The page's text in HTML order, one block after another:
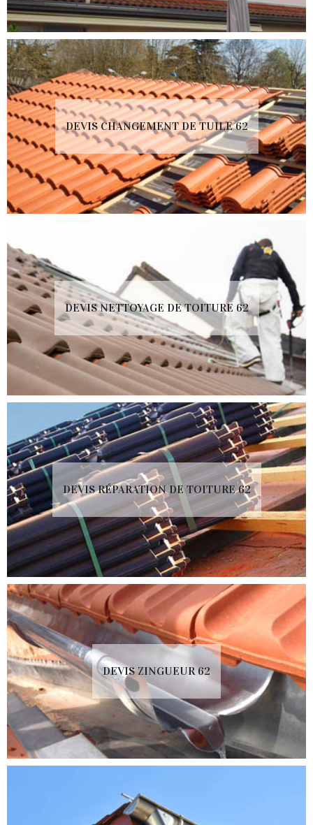
DEVIS CHANGEMENT DE TUILE 62
DEVIS NETTOYAGE DE TOITURE 62
DEVIS RÉPARATION DE TOITURE 62
DEVIS ZINGUEUR 62